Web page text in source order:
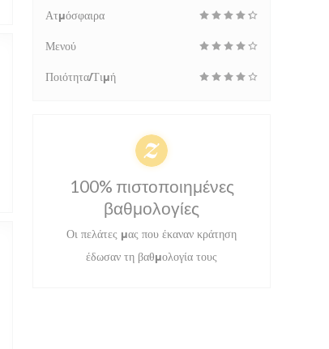
Ατμόσφαιρα
Μενού
Ποιότητα/Τιμή
100% πιστοποιημένες
βαθμολογίες
Οι πελάτες μας που έκαναν κράτηση
έδωσαν τη βαθμολογία τους